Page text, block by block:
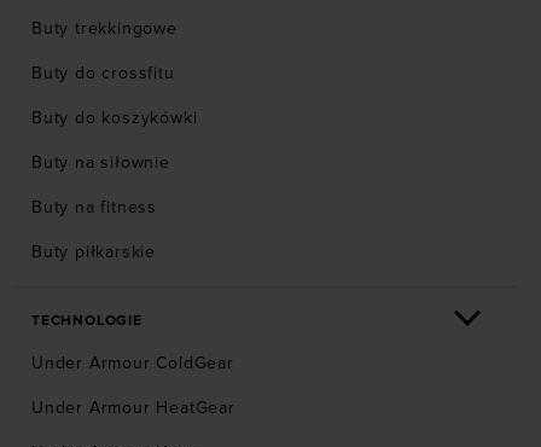
Buty trekkingowe
Buty do crossfitu
Buty do koszykówki
Buty na siłownie
Buty na fitness
Buty piłkarskie
TECHNOLOGIE
Under Armour ColdGear
Under Armour HeatGear